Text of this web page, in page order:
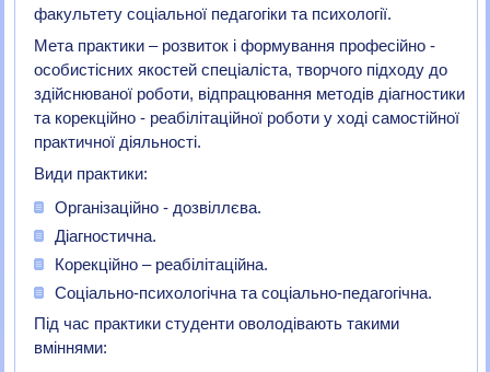
факультету соціальної педагогіки та психології.
Мета практики – розвиток і формування професійно -
особистісних якостей спеціаліста, творчого підходу до
здійснюваної роботи, відпрацювання методів діагностики
та корекційно - реабілітаційної роботи у ході самостійної
практичної діяльності.
Види практики:
Організаційно - дозвіллєва.
Діагностична.
Корекційно – реабілітаційна.
Соціально-психологічна та соціально-педагогічна.
Під час практики студенти оволодівають такими
вміннями: